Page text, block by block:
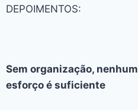
DEPOIMENTOS:
Sem organização, nenhum
esforço é suficiente